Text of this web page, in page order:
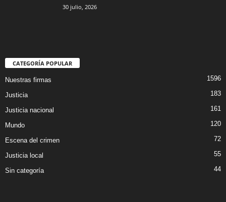
30 julio, 2026
CATEGORÍA POPULAR
Nuestras firmas 1596
Justicia 183
Justicia nacional 161
Mundo 120
Escena del crimen 72
Justicia local 55
Sin categoría 44